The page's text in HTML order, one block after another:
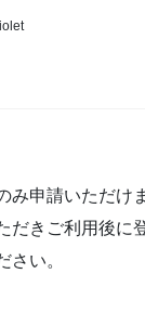
申請いただけ
きご利用後に
い。